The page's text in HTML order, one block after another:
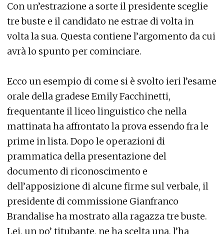
Con un’estrazione a sorte il presidente sceglie
tre buste e il candidato ne estrae di volta in
volta la sua. Questa contiene l’argomento da cui
avrà lo spunto per cominciare.
Ecco un esempio di come si è svolto ieri l’esame
orale della gradese Emily Facchinetti,
frequentante il liceo linguistico che nella
mattinata ha affrontato la prova essendo fra le
prime in lista. Dopo le operazioni di
prammatica della presentazione del
documento di riconoscimento e
dell’apposizione di alcune firme sul verbale, il
presidente di commissione Gianfranco
Brandalise ha mostrato alla ragazza tre buste.
Lei, un po’ titubante, ne ha scelta una, l’ha